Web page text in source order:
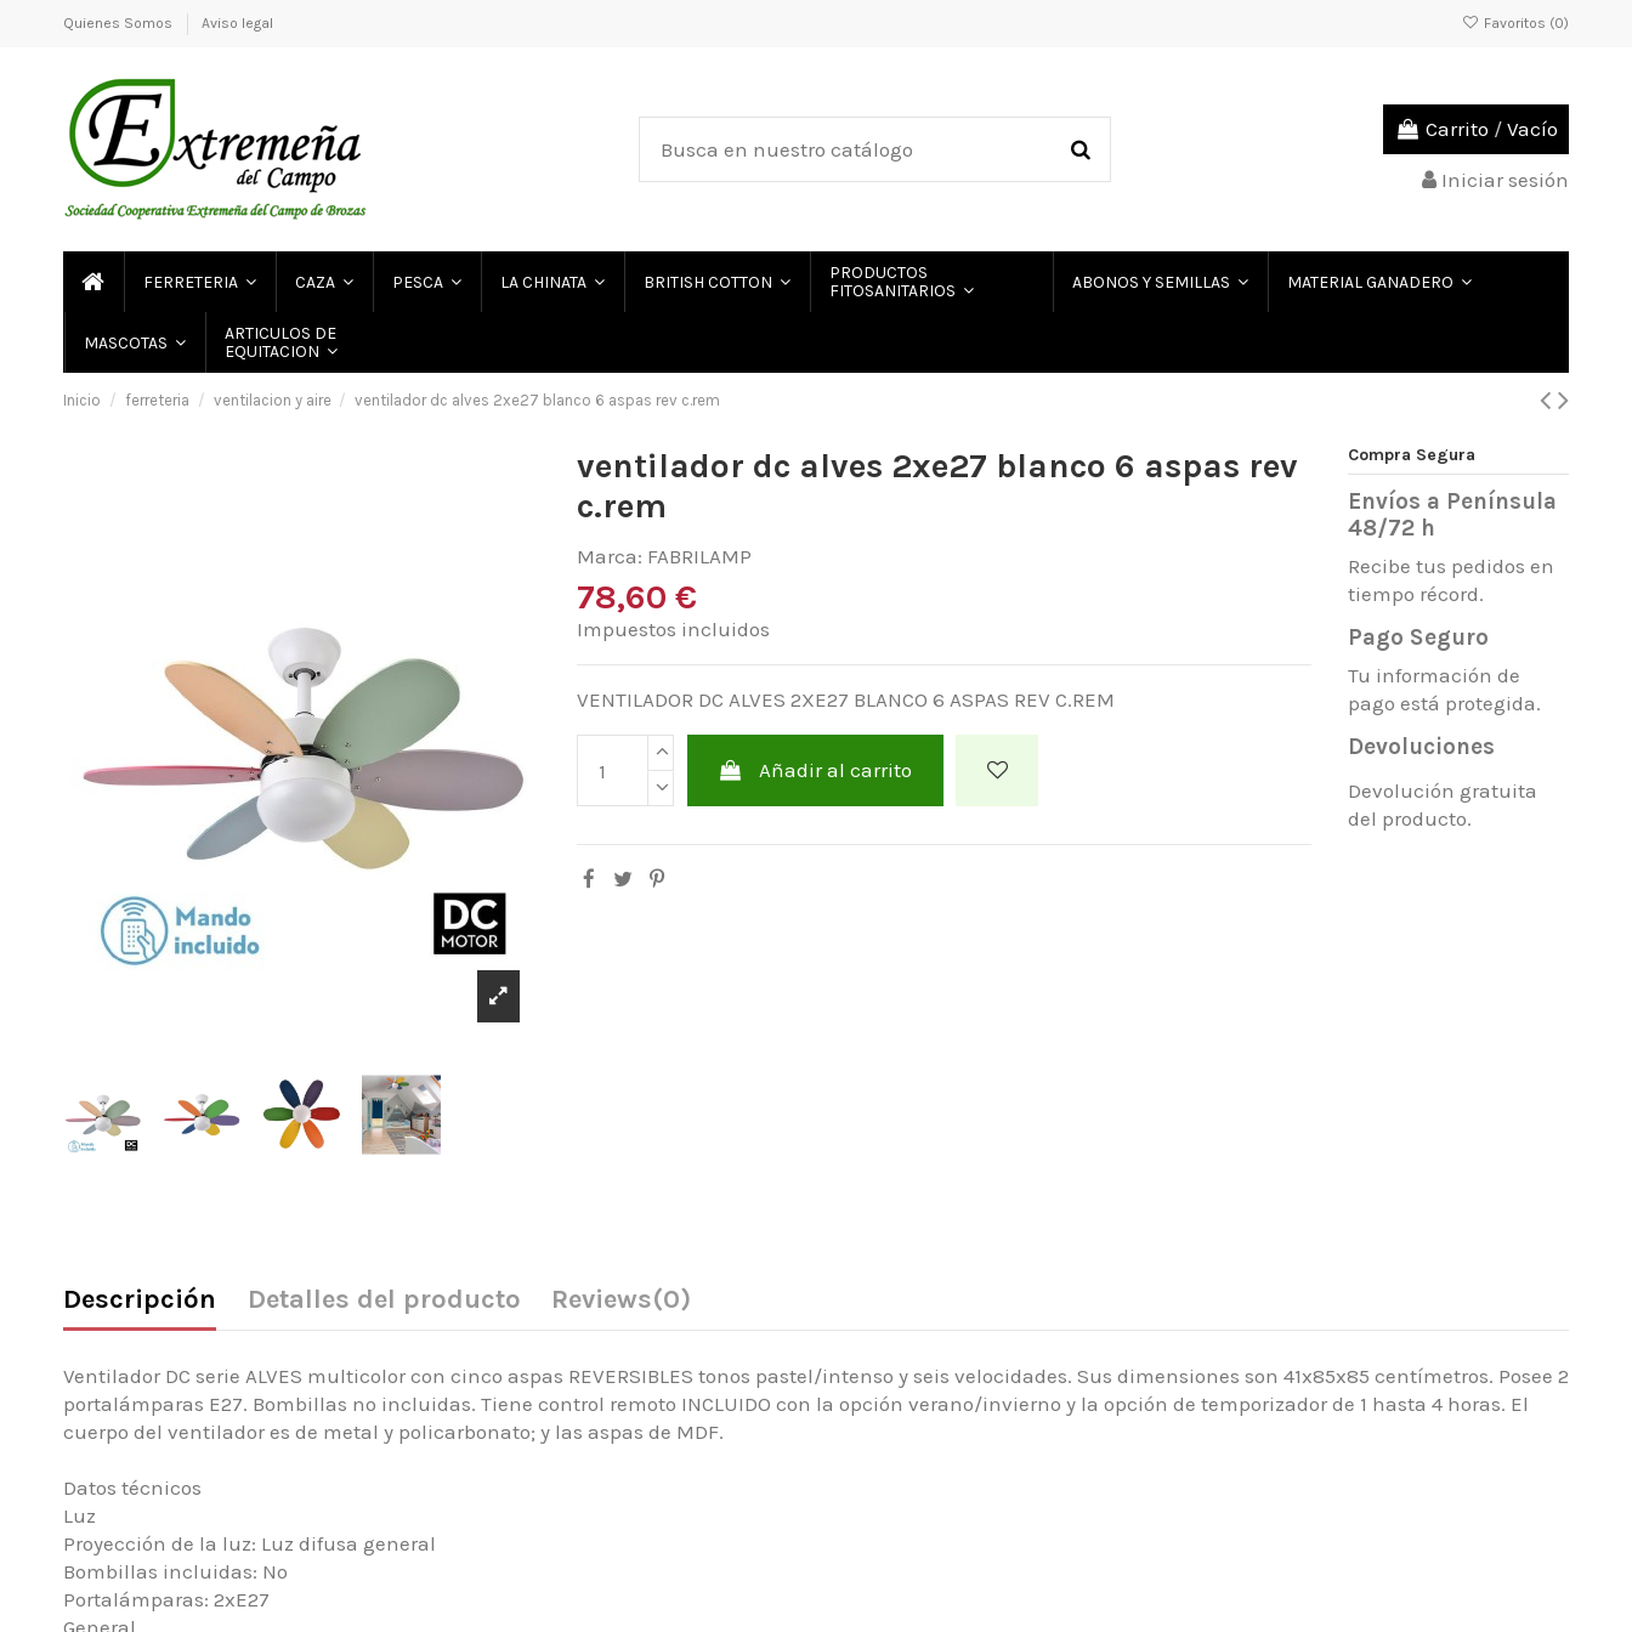
Quienes Somos Aviso legal Favoritos (0)
Carrito / Vacío
Iniciar sesión
FERRETERIA CAZA PESCA LA CHINATA BRITISH COTTON
PRODUCTOS
FITOSANITARIOS
ABONOS Y SEMILLAS MATERIAL GANADERO
MASCOTAS
ARTICULOS DE
EQUITACION
Inicio ferreteria ventilacion y aire ventilador dc alves 2xe27 blanco 6 aspas rev c.rem
ventilador dc alves 2xe27 blanco 6 aspas rev
c.rem
Marca: FABRILAMP
78,60 €
Impuestos incluidos
VENTILADOR DC ALVES 2XE27 BLANCO 6 ASPAS REV C.REM
Añadir al carrito
Compra Segura
Envíos a Península
48/72 h
Recibe tus pedidos en
tiempo récord.
Pago Seguro
Tu información de
pago está protegida.
Devoluciones
Devolución gratuita
del producto.
Descripción Detalles del producto Reviews(0)
Ventilador DC serie ALVES multicolor con cinco aspas REVERSIBLES tonos pastel/intenso y seis velocidades. Sus dimensiones son 41x85x85 centímetros. Posee 2
portalámparas E27. Bombillas no incluidas. Tiene control remoto INCLUIDO con la opción verano/invierno y la opción de temporizador de 1 hasta 4 horas. El
cuerpo del ventilador es de metal y policarbonato; y las aspas de MDF.
Datos técnicos
Luz
Proyección de la luz: Luz difusa general
Bombillas incluidas: No
Portalámparas: 2xE27
General